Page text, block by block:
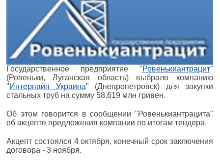
Государственное предприятие "Ровенькиантрацит"
(Ровеньки, Луганская область) выбрало компанию
"Интерпайп Украина" (Днепропетровск) для закупки
стальных труб на сумму 58,619 млн гривен.
Об этом говорится в сообщении "Ровенькиантрацита"
об акцепте предложения компании по итогам тендера.
Акцепт состоялся 4 октября, конечный срок заключения
договора - 3 ноября.